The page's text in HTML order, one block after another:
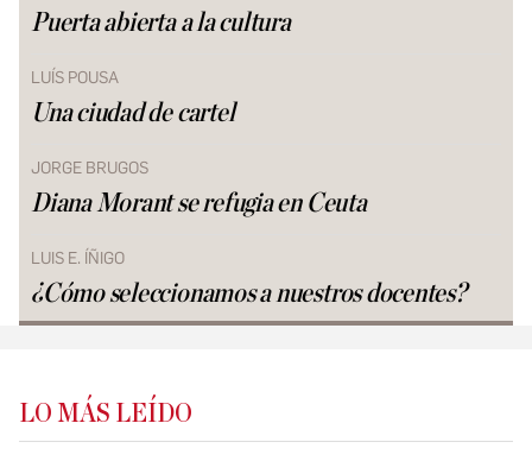
Puerta abierta a la cultura
LUÍS POUSA
Una ciudad de cartel
JORGE BRUGOS
Diana Morant se refugia en Ceuta
LUIS E. ÍÑIGO
¿Cómo seleccionamos a nuestros docentes?
LO MÁS LEÍDO